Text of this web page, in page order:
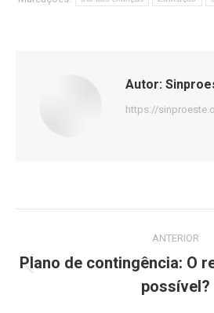
Autor:
https://
de
ANTERIOR
Post
anterior:
Plano de contingência: O
possível?